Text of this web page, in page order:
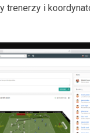
trenerzy i